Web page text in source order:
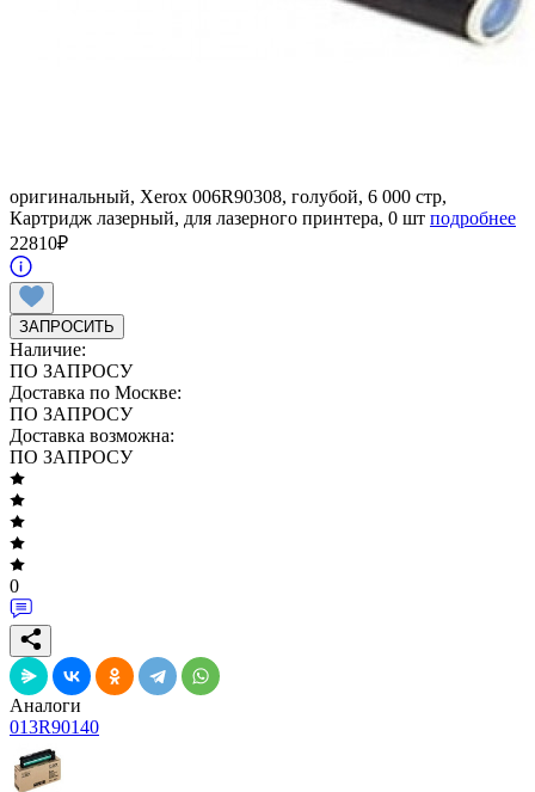
оригинальный, Xerox 006R90308, голубой, 6 000 стр,
Картридж лазерный, для лазерного принтера, 0 шт подробнее
22810₽
ЗАПРОСИТЬ
Наличие:
ПО ЗАПРОСУ
Доставка по Москве:
ПО ЗАПРОСУ
Доставка возможна:
ПО ЗАПРОСУ
0
Аналоги
013R90140